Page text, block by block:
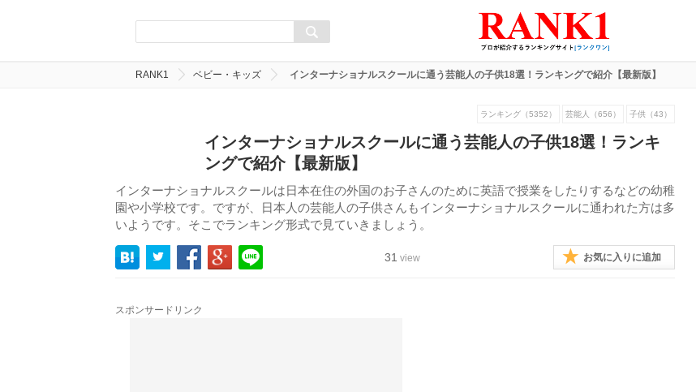
RANK1 ベビー・キッズ インターナショナルスクールに通う芸能人の子供18選！ランキングで紹介【最新版】
ランキング（5352） 芸能人（656） 子供（43）
インターナショナルスクールに通う芸能人の子供18選！ランキ
ングで紹介【最新版】
インターナショナルスクールは日本在住の外国のお子さんのために英語で授業をしたりするなどの幼稚
園や小学校です。ですが、日本人の芸能人の子供さんもインターナショナルスクールに通われた方は多
いようです。そこでランキング形式で見ていきましょう。
31 view お気に入りに追加
スポンサードリンク